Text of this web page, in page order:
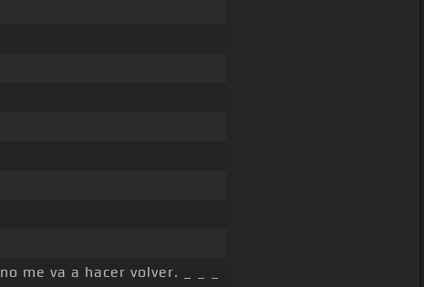
no me va a hacer volver. _ _ _